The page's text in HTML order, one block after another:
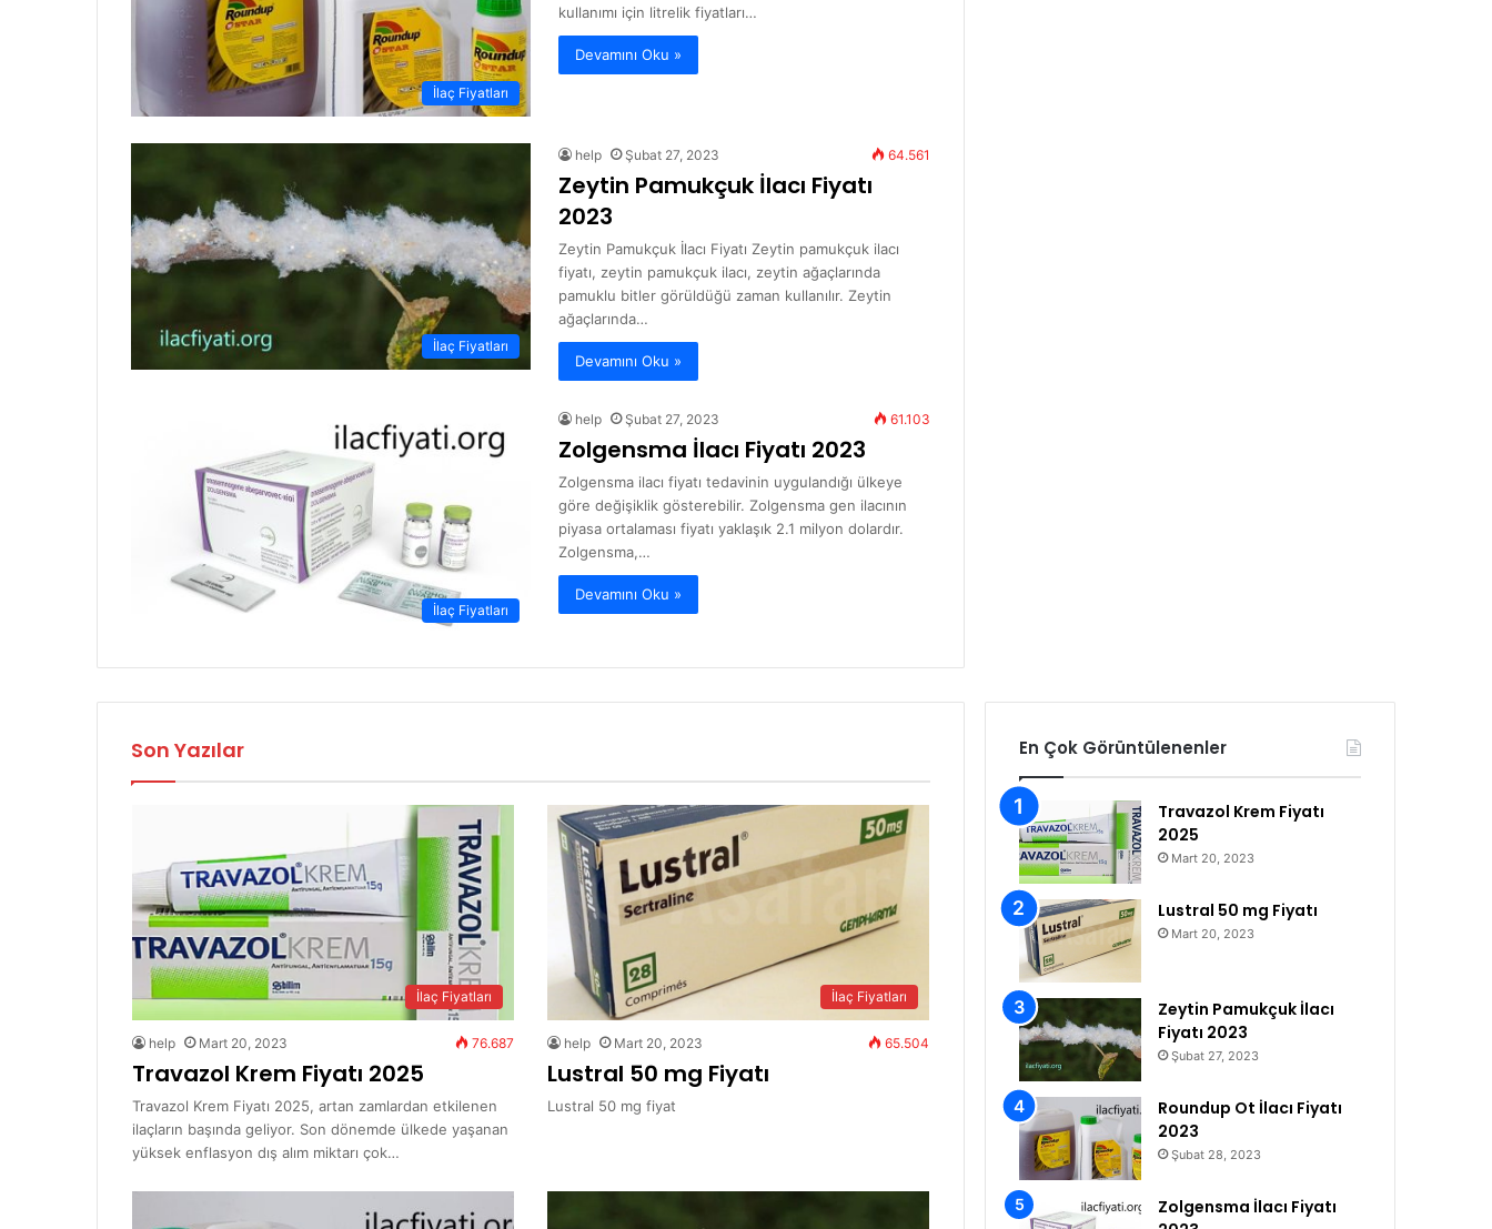
İlaç Fiyatları
kullanımı için litrelik fiyatları…
Devamını Oku »
İlaç Fiyatları
help Şubat 27, 2023 64.561
Zeytin Pamukçuk İlacı Fiyatı
2023
Zeytin Pamukçuk İlacı Fiyatı Zeytin pamukçuk ilacı
fiyatı, zeytin pamukçuk ilacı, zeytin ağaçlarında
pamuklu bitler görüldüğü zaman kullanılır. Zeytin
ağaçlarında…
Devamını Oku »
İlaç Fiyatları
help Şubat 27, 2023 61.103
Zolgensma İlacı Fiyatı 2023
Zolgensma ilacı fiyatı tedavinin uygulandığı ülkeye
göre değişiklik gösterebilir. Zolgensma gen ilacının
piyasa ortalaması fiyatı yaklaşık 2.1 milyon dolardır.
Zolgensma,…
Devamını Oku »
Son Yazılar
İlaç Fiyatları
help Mart 20, 2023 76.687
Travazol Krem Fiyatı 2025
Travazol Krem Fiyatı 2025, artan zamlardan etkilenen
ilaçların başında geliyor. Son dönemde ülkede yaşanan
yüksek enflasyon dış alım miktarı çok…
İlaç Fiyatları
help Mart 20, 2023 65.504
Lustral 50 mg Fiyatı
Lustral 50 mg fiyat
En Çok Görüntülenenler
Travazol Krem Fiyatı
2025
Mart 20, 2023
Lustral 50 mg Fiyatı
Mart 20, 2023
Zeytin Pamukçuk İlacı
Fiyatı 2023
Şubat 27, 2023
Roundup Ot İlacı Fiyatı
2023
Şubat 28, 2023
Zolgensma İlacı Fiyatı